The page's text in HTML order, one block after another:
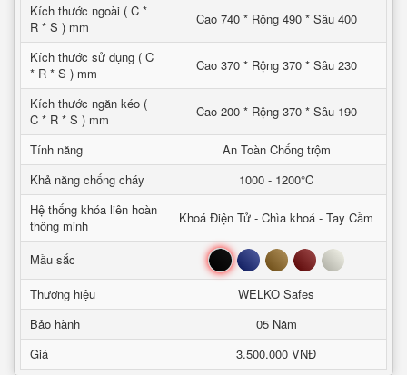
Kích thước ngoài ( C *
R * S ) mm
Cao 740 * Rộng 490 * Sâu 400
Kích thước sử dụng ( C
* R * S ) mm
Cao 370 * Rộng 370 * Sâu 230
Kích thước ngăn kéo (
C * R * S ) mm
Cao 200 * Rộng 370 * Sâu 190
Tính năng
An Toàn Chống trộm
Khả năng chống cháy
1000 - 1200°C
Hệ thống khóa liên hoàn
thông minh
Khoá Điện Tử - Chìa khoá - Tay Cầm
Mầu sắc Đen Xanh Nâu Đỏ Trắng
Thương hiệu
WELKO Safes
Bảo hành
05 Năm
Giá
3.500.000 VNĐ